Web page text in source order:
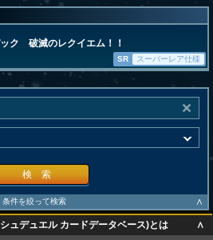
ク 破滅のレクイエム！！
SR スーパーレア仕様
検 索
条件を絞って検索 ∧
ュデュエル カードデータベース)とは ∧